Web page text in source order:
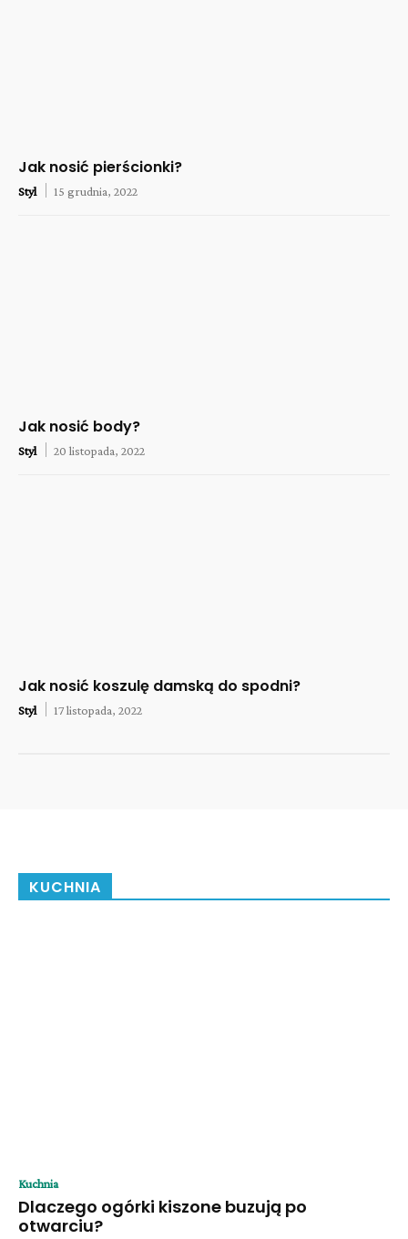
Jak nosić pierścionki?
Styl 15 grudnia, 2022
Jak nosić body?
Styl 20 listopada, 2022
Jak nosić koszulę damską do spodni?
Styl 17 listopada, 2022
KUCHNIA
Kuchnia
Dlaczego ogórki kiszone buzują po
otwarciu?